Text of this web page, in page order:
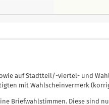
auf Stadtteil/-viertel- und
mit Wahlscheinvermerk
Briefwahlstimmen. Diese sind